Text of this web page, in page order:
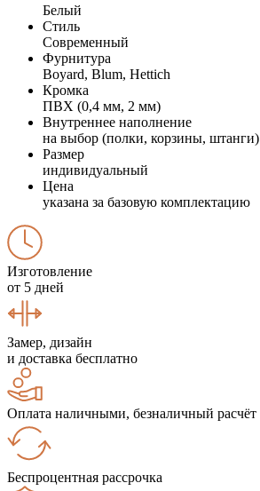
Белый
Стиль
Современный
Фурнитура
Boyard, Blum, Hettich
Кромка
ПВХ (0,4 мм, 2 мм)
Внутреннее наполнение
на выбор (полки, корзины, штанги)
Размер
индивидуальный
Цена
указана за базовую комплектацию
Изготовление
от 5 дней
Замер, дизайн
и доставка бесплатно
Оплата наличными, безналичный расчёт
Беспроцентная рассрочка